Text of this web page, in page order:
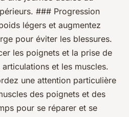
### Progression
légers et augmentez
pour éviter les blessures.
les poignets et la prise de
et les muscles.
une attention particulière
des poignets et des
pour se réparer et se